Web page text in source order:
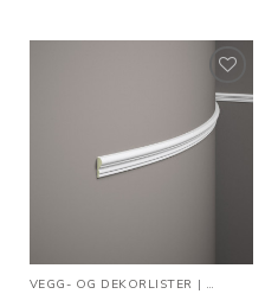
Legg til
i
ønskeliste
VEGG- OG DEKORLISTER | DEKOR